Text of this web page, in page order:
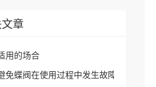
章
用的场合
免蝶阀在使用过程中发生故障